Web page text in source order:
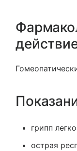
грипп
острая